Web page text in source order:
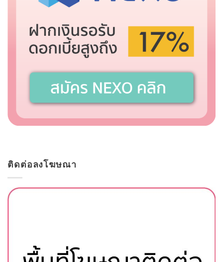
ติดต่อลงโฆษณา